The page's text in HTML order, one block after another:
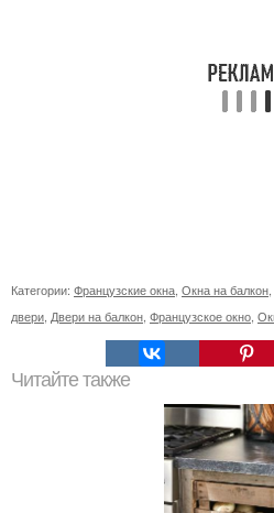
Категории: Французские окна Окна на балкон
двери Двери на балкон Французское окно
Читайте также